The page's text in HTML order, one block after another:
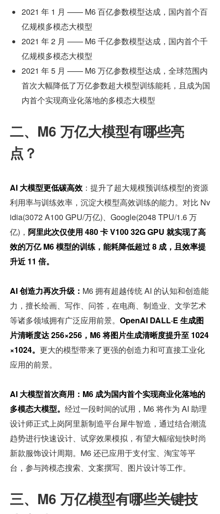
2021 年 1 月 —— M6 百亿参数模型达成，国内首个百
亿规模多模态大模型
2021 年 2 月 —— M6 千亿参数模型达成，国内首个千
亿规模多模态大模型
2021 年 5 月 —— M6 万亿参数模型达成，全球范围内
首次大幅降低了万亿参数超大模型训练能耗，且成为国
内首个实现商业化落地的多模态大模型
二、M6 万亿大模型有哪些亮
点？
AI 大模型更低碳高效 ：提升了超大规模预训练模型的资源
利用率与训练效率，沉淀大模型高效训练的能力。对比 Nv
idia(3072 A100 GPU/万亿)、Google(2048 TPU/1.6 万
亿)， 阿里此次仅使用 480 卡 V100 32G GPU 就实现了高
效的万亿 M6 模型的训练，能耗降低超过 8 成，且效率提
升近 11 倍。
AI 创造力再次升级： M6 拥有超越传统 AI 的认知和创造能
力，擅长绘画、写作、问答，在电商、制造业、文学艺术
等诸多领域拥有广泛应用前景。 OpenAI DALL·E 生成图
片清晰度达 256×256，M6 将图片生成清晰度提升至 1024
×1024。 更大的模型带来了更强的创造力和可直接工业化
应用的前景。
AI 大模型首次商用：M6 成为国内首个实现商业化落地的
多模态大模型。 经过一段时间的试用，M6 将作为 AI 助理
设计师正式上岗阿里新制造平台犀牛智造，通过结合潮流
趋势进行快速设计、试穿效果模拟，有望大幅缩短快时尚
新款服饰设计周期。M6 还已应用于支付宝、淘宝等平
台，参与跨模态搜索、文案撰写、图片设计等工作。
三、M6 万亿模型有哪些关键技